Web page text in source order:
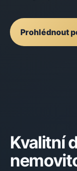
Prohlédnout
Kvalitní